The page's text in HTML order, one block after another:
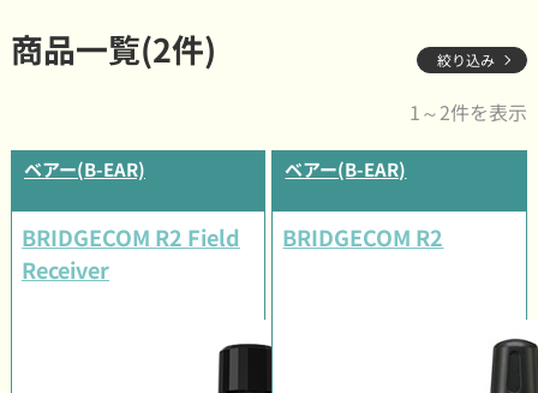
商品一覧(2件) 絞り込み
1～2件を表示
ベアー(B-EAR)
BRIDGECOM R2 Field
Receiver
ベアー(B-EAR)
BRIDGECOM R2